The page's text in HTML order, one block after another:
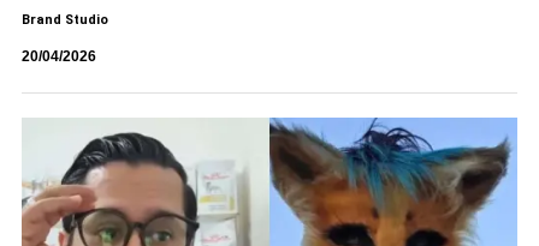
Brand Studio
20/04/2026